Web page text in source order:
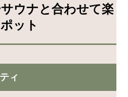
ウナと合わせて楽
ット
ィ